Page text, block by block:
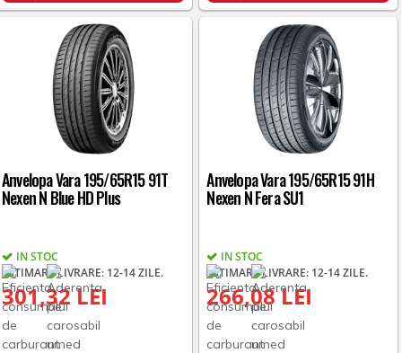
Anvelopa Vara 195/65R15 91T
Nexen N Blue HD Plus
IN STOC
ESTIMARE LIVRARE: 12-14 ZILE.
301,32 LEI
Anvelopa Vara 195/65R15 91H
Nexen N Fera SU1
IN STOC
ESTIMARE LIVRARE: 12-14 ZILE.
266,08 LEI